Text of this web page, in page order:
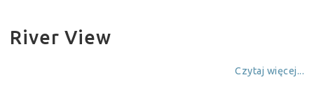
River View
Czytaj więcej...